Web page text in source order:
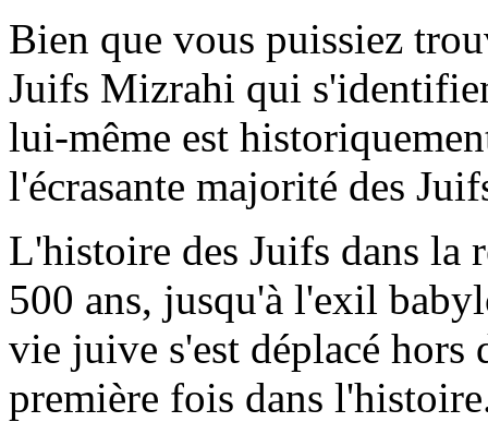
Bien que vous puissiez
Juifs Mizrahi qui
lui-même est
l'écrasante majorité des
L'histoire des Juifs dans la
500 ans, jusqu'à l'exil
vie juive s'est déplacé hors
première fois dans